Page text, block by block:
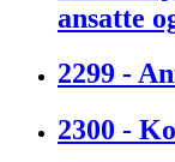
ansatte
2299 -
2300 -